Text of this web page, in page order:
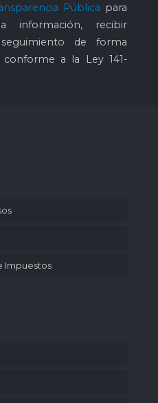
Pública para
información, recibir
de forma
a la Ley 141-
Impuestos